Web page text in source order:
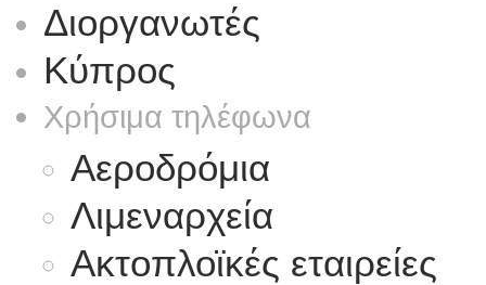
Διοργανωτές
Κύπρος
Χρήσιμα τηλέφωνα
Αεροδρόμια
Λιμεναρχεία
Ακτοπλοϊκές εταιρείες